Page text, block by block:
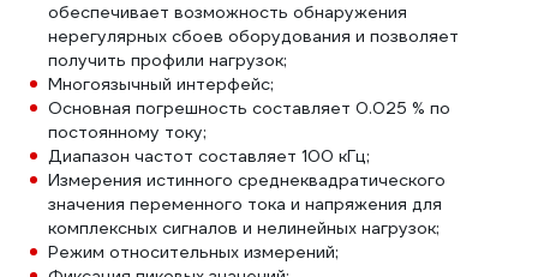
обеспечивает возможность обнаружения
нерегулярных сбоев оборудования и позволяет
получить профили нагрузок;
Многоязычный интерфейс;
Основная погрешность составляет 0.025 % по
постоянному току;
Диапазон частот составляет 100 кГц;
Измерения истинного среднеквадратического
значения переменного тока и напряжения для
комплексных сигналов и нелинейных нагрузок;
Режим относительных измерений;